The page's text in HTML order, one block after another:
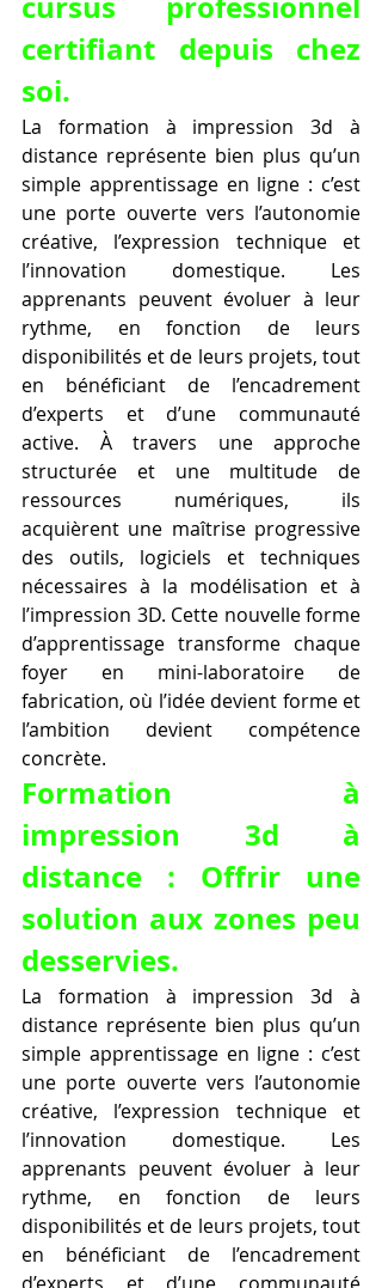
certifiant depuis chez
soi.
La formation à impression 3d à
distance représente bien plus qu’un
simple apprentissage en ligne : c’est
une porte ouverte vers l’autonomie
créative, l’expression technique et
l’innovation domestique. Les
apprenants peuvent évoluer à leur
rythme, en fonction de leurs
disponibilités et de leurs projets, tout
en bénéficiant de l’encadrement
d’experts et d’une communauté
active. À travers une approche
structurée et une multitude de
ressources numériques, ils
acquièrent une maîtrise progressive
des outils, logiciels et techniques
nécessaires à la modélisation et à
l’impression 3D. Cette nouvelle forme
d’apprentissage transforme chaque
foyer en mini-laboratoire de
fabrication, où l’idée devient forme et
l’ambition devient compétence
concrète.
Formation à
impression 3d à
distance : Offrir une
solution aux zones peu
desservies.
La formation à impression 3d à
distance représente bien plus qu’un
simple apprentissage en ligne : c’est
une porte ouverte vers l’autonomie
créative, l’expression technique et
l’innovation domestique. Les
apprenants peuvent évoluer à leur
rythme, en fonction de leurs
disponibilités et de leurs projets, tout
en bénéficiant de l’encadrement